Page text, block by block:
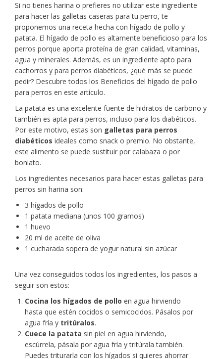
Si no tienes harina o prefieres no utilizar este ingrediente
para hacer las galletas caseras para tu perro, te
proponemos una receta hecha con hígado de pollo y
patata. El hígado de pollo es altamente beneficioso para los
perros porque aporta proteína de gran calidad, vitaminas,
agua y minerales. Además, es un ingrediente apto para
cachorros y para perros diabéticos, ¿qué más se puede
pedir? Descubre todos los Beneficios del hígado de pollo
para perros en este artículo.
La patata es una excelente fuente de hidratos de carbono y
también es apta para perros, incluso para los diabéticos.
Por este motivo, estas son galletas para perros
diabéticos ideales como snack o premio. No obstante,
este alimento se puede sustituir por calabaza o por
boniato.
Los ingredientes necesarios para hacer estas galletas para
perros sin harina son:
3 hígados de pollo
1 patata mediana (unos 100 gramos)
1 huevo
20 ml de aceite de oliva
1 cucharada sopera de yogur natural sin azúcar
Una vez conseguidos todos los ingredientes, los pasos a
seguir son estos:
Cocina los hígados de pollo en agua hirviendo
hasta que estén cocidos o semicocidos. Pásalos por
agua fría y tritúralos.
Cuece la patata sin piel en agua hirviendo,
escúrrela, pásala por agua fría y tritúrala también.
Puedes triturarla con los hígados si quieres ahorrar